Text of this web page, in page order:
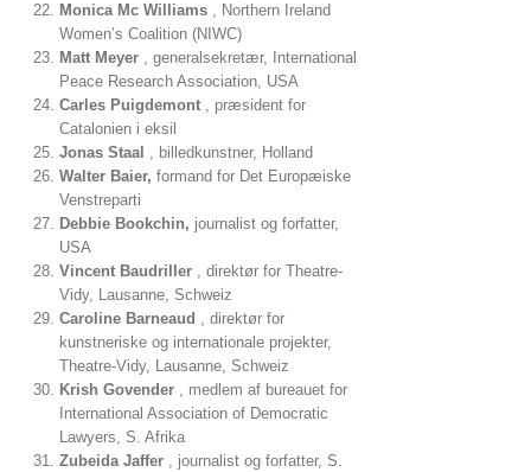
Monica Mc Williams , Northern Ireland
Women’s Coalition (NIWC)
Matt Meyer , generalsekretær, International
Peace Research Association, USA
Carles Puigdemont , præsident for
Catalonien i eksil
Jonas Staal , billedkunstner, Holland
Walter Baier, formand for Det Europæiske
Venstreparti
Debbie Bookchin, journalist og forfatter,
USA
Vincent Baudriller , direktør for Theatre-
Vidy, Lausanne, Schweiz
Caroline Barneaud , direktør for
kunstneriske og internationale projekter,
Theatre-Vidy, Lausanne, Schweiz
Krish Govender , medlem af bureauet for
International Association of Democratic
Lawyers, S. Afrika
Zubeida Jaffer , journalist og forfatter, S.